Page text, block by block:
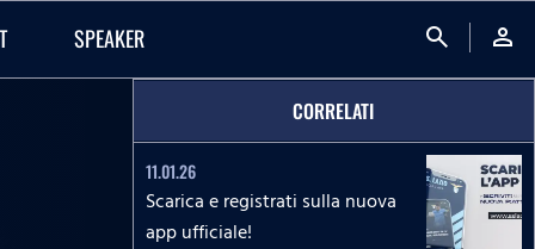
SPEAKER search person
CORRELATI
11.01.26
Scarica e registrati sulla nuova
app ufficiale!